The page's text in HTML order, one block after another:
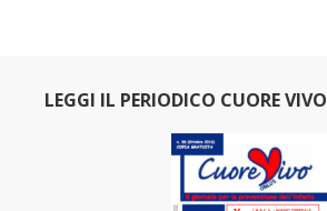
LEGGI IL PERIODICO CUORE VIVO